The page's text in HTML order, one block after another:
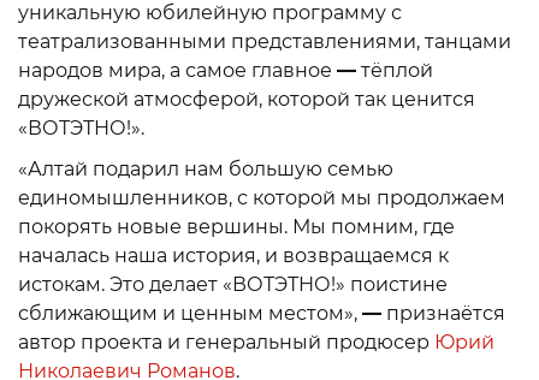
уникальную юбилейную программу с
театрализованными представлениями, танцами
народов мира, а самое главное — тёплой
дружеской атмосферой, которой так ценится
«ВОТЭТНО!».
«Алтай подарил нам большую семью
единомышленников, с которой мы продолжаем
покорять новые вершины. Мы помним, где
началась наша история, и возвращаемся к
истокам. Это делает «ВОТЭТНО!» поистине
сближающим и ценным местом», — признаётся
автор проекта и генеральный продюсер Юрий
Николаевич Романов.